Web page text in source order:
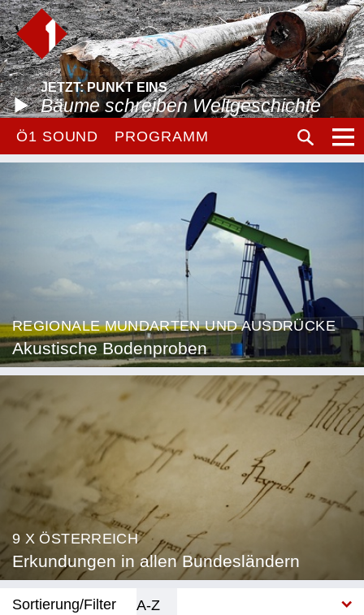
JETZT: PUNKT EINS
Bäume schreiben Weltgeschichte
Ö1 SOUND PROGRAMM
REGIONALE MUNDARTEN UND AUSDRÜCKE
Akustische Bodenproben
9 X ÖSTERREICH
Erkundungen in allen Bundesländern
Sortierung/Filter
A-Z